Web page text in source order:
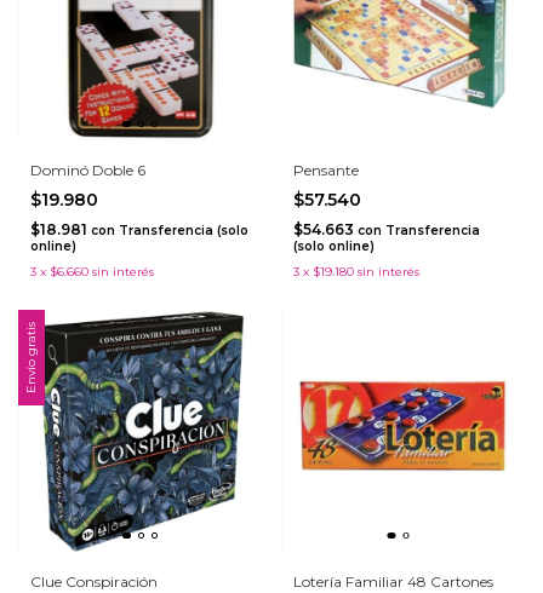
Dominó Doble 6
$19.980
$18.981 con Transferencia (solo
online)
3 x $6.660 sin interés
Pensante
$57.540
$54.663 con Transferencia
(solo online)
3 x $19.180 sin interés
Envío gratis
Clue Conspiración Lotería Familiar 48 Cartones